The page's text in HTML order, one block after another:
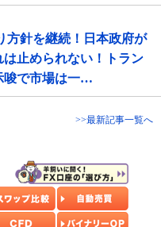
方針を継続！日本政府が
止められない！トラン
唆で市場は一…
>>最新記事一覧へ